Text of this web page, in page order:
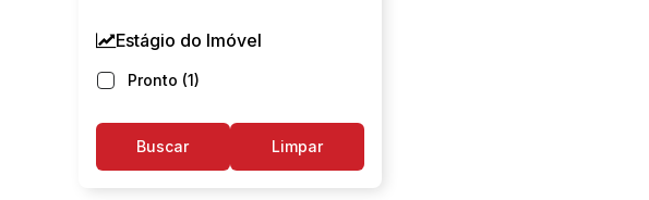
Estágio do Imóvel
Pronto (1)
Buscar Limpar